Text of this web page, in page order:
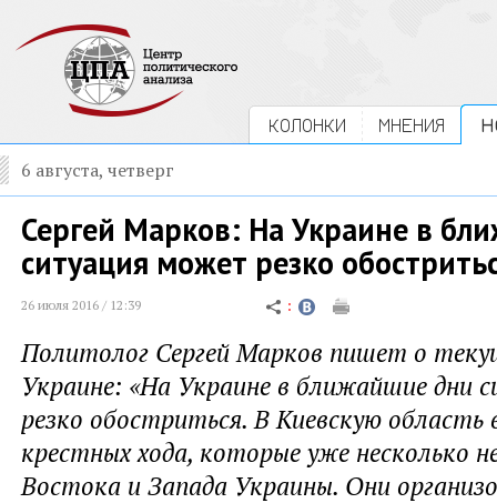
КОЛОНКИ МНЕНИЯ
6 августа, четверг
Сергей Марков: На Украине в
ситуация может резко
26 июля 2016 / 12:39
Политолог Сергей Марков пишет о
Украине: «На Украине в ближайшие дни
резко обостриться. В Киевскую область
крестных хода, которые уже несколько
Востока и Запада Украины. Они